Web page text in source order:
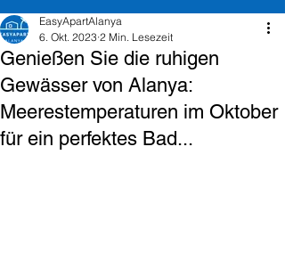
Genießen Sie die ruhigen
Gewässer von Alanya:
Meerestemperaturen im Oktober
für ein perfektes Bad...
EasyApartAlanya
6. Okt. 2023 2 Min. Lesezeit